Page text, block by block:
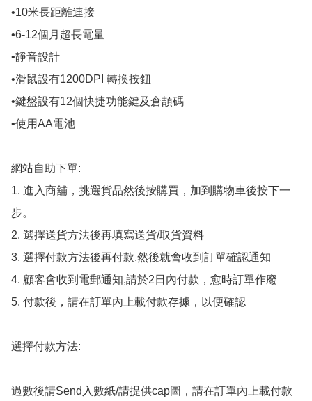
•10米長距離連接
•6-12個月超長電量
•靜音設計
•滑鼠設有1200DPI 轉換按鈕
•鍵盤設有12個快捷功能鍵及倉頡碼
•使用AA電池
網站自助下單:
1. 進入商舖，挑選貨品然後按購買，加到購物車後按下一
步。
2. 選擇送貨方法後再填寫送貨/取貨資料
3. 選擇付款方法後再付款,然後就會收到訂單確認通知
4. 顧客會收到電郵通知,請於2日內付款，愈時訂單作廢
5. 付款後，請在訂單內上載付款存據，以便確認
選擇付款方法:
過數後請Send入數紙/請提供cap圖，請在訂單內上載付款